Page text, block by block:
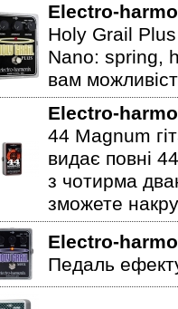
Electro-
Holy Grail Plus
Nano: spring,
вам
Electro-
44 Magnum
видає повні
з чотирма
зможете
Electro-
Педаль